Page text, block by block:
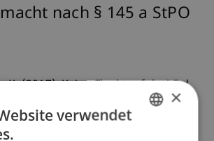
nach § 145 a StPO
K. (2017). Keine Fluchtgefahr i.S.d
2 bei Existenz sozialer Bindungen
nach § 145 a StPO.
Strafrecht
×
verwendet